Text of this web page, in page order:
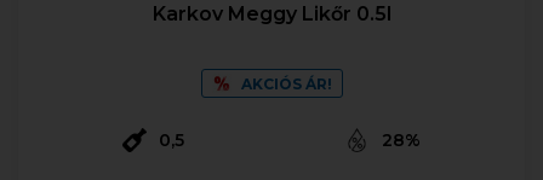
Karkov Meggy Likőr 0.5l
AKCIÓS ÁR!
0,5 28%